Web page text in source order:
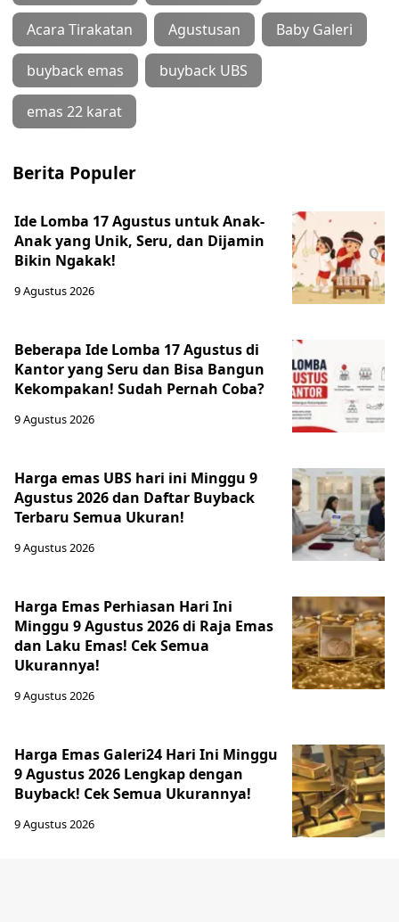
Acara Tirakatan Agustusan Baby Galeri
buyback emas buyback UBS
emas 22 karat
Berita Populer
Ide Lomba 17 Agustus untuk Anak-
Anak yang Unik, Seru, dan Dijamin
Bikin Ngakak!
9 Agustus 2026
Beberapa Ide Lomba 17 Agustus di
Kantor yang Seru dan Bisa Bangun
Kekompakan! Sudah Pernah Coba?
9 Agustus 2026
Harga emas UBS hari ini Minggu 9
Agustus 2026 dan Daftar Buyback
Terbaru Semua Ukuran!
9 Agustus 2026
Harga Emas Perhiasan Hari Ini
Minggu 9 Agustus 2026 di Raja Emas
dan Laku Emas! Cek Semua
Ukurannya!
9 Agustus 2026
Harga Emas Galeri24 Hari Ini Minggu
9 Agustus 2026 Lengkap dengan
Buyback! Cek Semua Ukurannya!
9 Agustus 2026